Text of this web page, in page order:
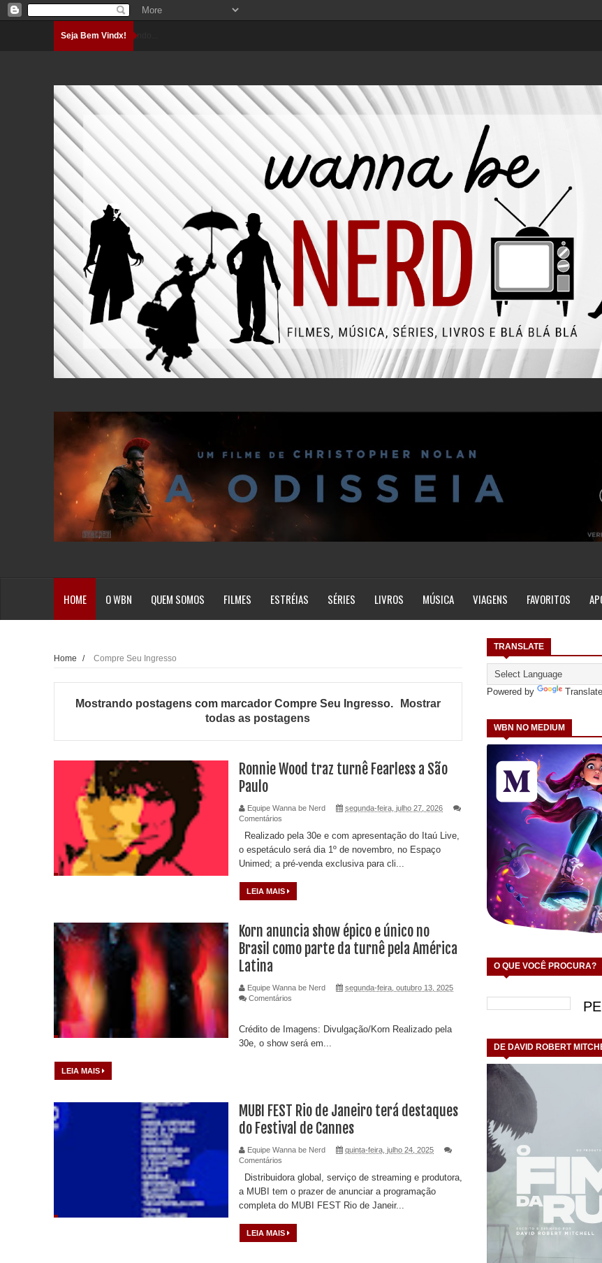
Seja Bem Vindx!Carregando...
HOME O WBN QUEM SOMOS FILMES ESTRÉIAS SÉRIES LIVROS MÚSICA VIAGENS FAVORITOS
TRANSLATE
Powered by Translate
WBN NO MEDIUM
O QUE VOCÊ PROCURA?
DE DAVID ROBERT
Home / Compre Seu Ingresso
Mostrando postagens com marcador Compre Seu Ingresso.
Mostrar
todas as postagens
Ronnie Wood traz turnê Fearless a São
Paulo
Equipe Wanna be Nerd
segunda-feira, julho 27, 2026
Comentários
Realizado pela 30e e com apresentação do Itaú Live,
o espetáculo será dia 1º de novembro, no Espaço
Unimed; a pré-venda exclusiva para cli...
LEIA MAIS
Korn anuncia show épico e único no
Brasil como parte da turnê pela América
Latina
Equipe Wanna be Nerd
segunda-feira, outubro 13, 2025
Comentários
Crédito de Imagens: Divulgação/Korn Realizado pela
30e, o show será em...
LEIA MAIS
MUBI FEST Rio de Janeiro terá destaques
do Festival de Cannes
Equipe Wanna be Nerd
quinta-feira, julho 24, 2025
Comentários
Distribuidora global, serviço de streaming e produtora,
a MUBI tem o prazer de anunciar a programação
completa do MUBI FEST Rio de Janeir...
LEIA MAIS